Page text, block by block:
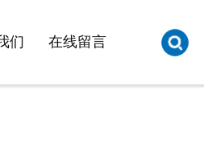
们 在线留言